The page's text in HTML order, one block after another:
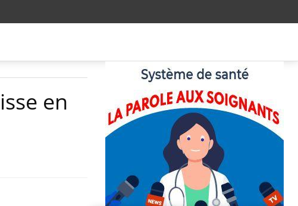
en